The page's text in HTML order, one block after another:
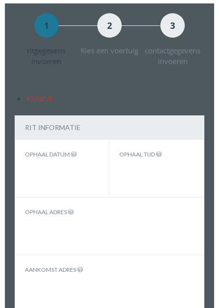
1
ritgegevens
invoeren
2
Kies een voertuig
3
contactgegevens
invoeren
Afstand
RIT INFORMATIE
OPHAAL DATUM OPHAAL TIJD
OPHAAL ADRES
AANKOMST ADRES